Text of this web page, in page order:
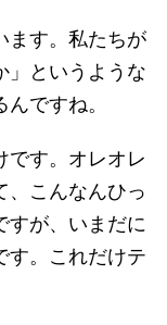
ます。私たちが
」というような
ですね。
です。オレオレ
、こんなんひっ
すが、いまだに
す。これだけテ